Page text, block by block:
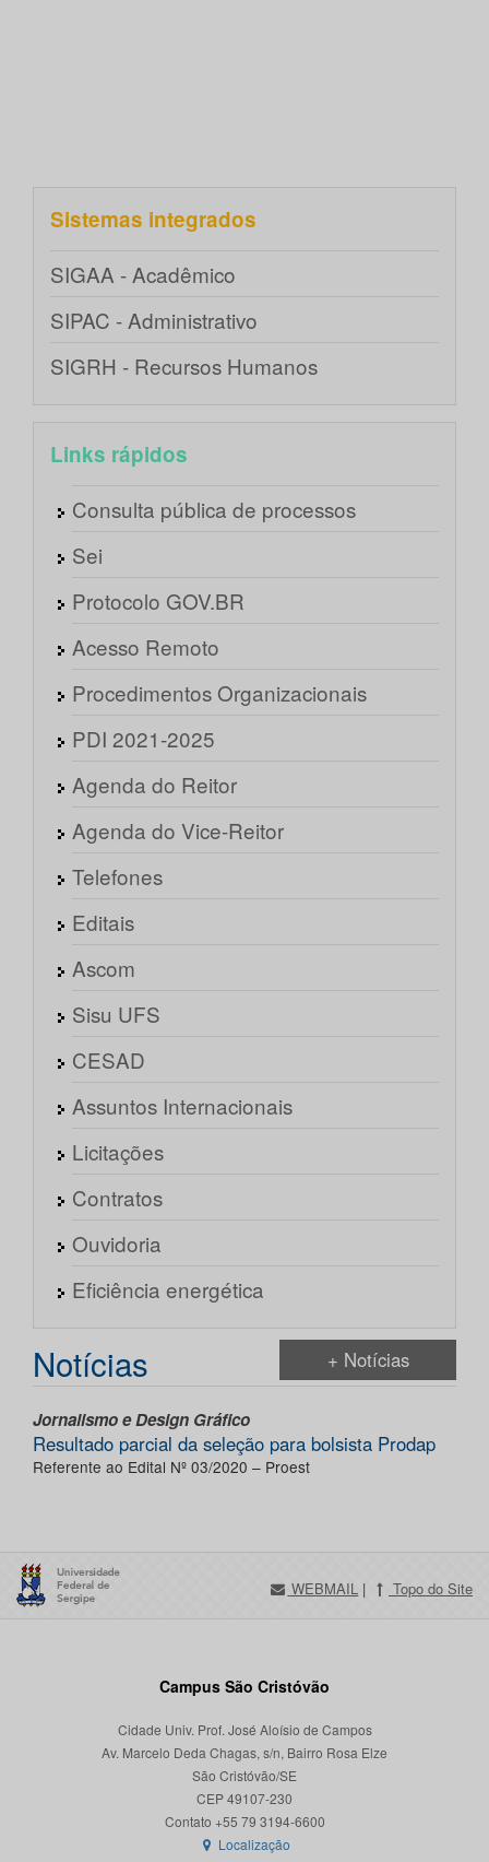
Sistemas integrados
SIGAA - Acadêmico
SIPAC - Administrativo
SIGRH - Recursos Humanos
Links rápidos
Consulta pública de processos
Sei
Protocolo GOV.BR
Acesso Remoto
Procedimentos Organizacionais
PDI 2021-2025
Agenda do Reitor
Agenda do Vice-Reitor
Telefones
Editais
Ascom
Sisu UFS
CESAD
Assuntos Internacionais
Licitações
Contratos
Ouvidoria
Eficiência energética
Notícias + Notícias
Jornalismo e Design Gráfico
Resultado parcial da seleção para bolsista Prodap
Referente ao Edital Nº 03/2020 – Proest
WEBMAIL | Topo do Site
Campus São Cristóvão
Cidade Univ. Prof. José Aloísio de Campos
Av. Marcelo Deda Chagas, s/n, Bairro Rosa Elze
São Cristóvão/SE
CEP 49107-230
Localização